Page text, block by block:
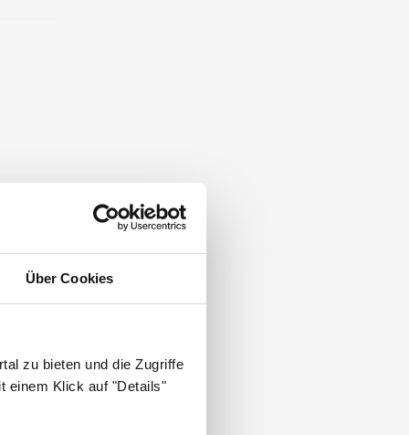
Über Cookies
zu bieten und die Zugriffe
einem Klick auf "Details"